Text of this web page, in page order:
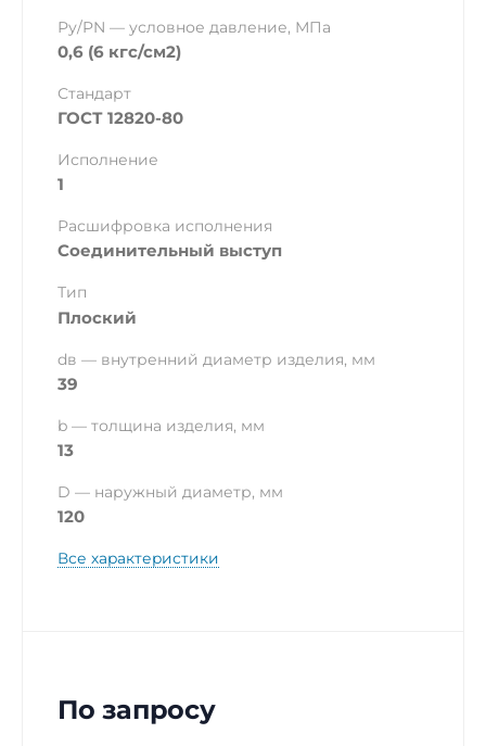
Ру/PN — условное давление, МПа
0,6 (6 кгс/см2)
Стандарт
ГОСТ 12820-80
Исполнение
1
Расшифровка исполнения
Соединительный выступ
Тип
Плоский
dв — внутренний диаметр изделия, мм
39
b — толщина изделия, мм
13
D — наружный диаметр, мм
120
Все характеристики
По запросу